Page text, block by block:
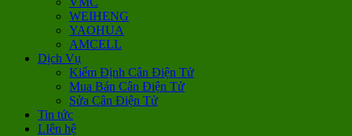
WEIHENG
YAOHUA
AMCELL
Dịch Vụ
Kiểm Định Cân Điện Tử
Mua Bán Cân Điện Tử
Sửa Cân Điện Tử
Tin tức
LIên hệ